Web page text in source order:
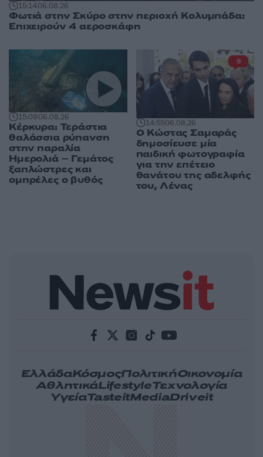
15:1406.08.26
Φωτιά στην Σκύρο στην περιοχή Κολυμπάδα:
Επιχειρούν 4 αεροσκάφη
15:0906.08.26
Κέρκυρα: Τεράστια
θαλάσσια ρύπανση
στην παραλία
Ημερολιά – Γεμάτος
ξαπλώστρες και
ομπρέλες ο βυθός
14:5506.08.26
Ο Κώστας Σαμαράς
δημοσίευσε μία
παιδική φωτογραφία
για την επέτειο
θανάτου της αδελφής
του, Λένας
9
ΕλλάδαΚόσμοςΠολιτικήΟικονομία
ΑθλητικάLifestyleΤεχνολογία
ΥγείαTasteitMediaDriveit